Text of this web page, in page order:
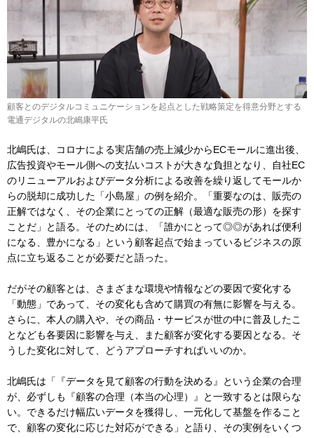
顧客とのデジタルコミュニケーションを起点とした戦略策定を得意分野とする
電通デジタルの北嶋康平氏
北嶋氏は、コロナによる実店舗の売上減少からECモールに進出後、
広告投資やモール側への支払いコストが大きな負担となり、自社EC
のリニューアルおよびデータ分析による改善を繰り返してモールか
らの脱却に成功した「小島屋」の例を紹介。「重要なのは、販売の
正解ではなく、その企業にとっての正解（最適な販売の形）を探す
ことだ」と語る。そのためには、「誰かにとって◎◎があれば便利
になる、豊かになる」という顧客起点で始まっているビジネスの原
点に立ち返ることが必要だと語った。
だがその顧客とは、さまざまな環境や情報などの要因で変化する
「動態」であって、その変化も含めて購買の有無に影響を与える。
さらに、本人の購入や、その商品・サービスが世の中に普及したこ
となども各要因に影響を与え、また顧客が変化する要因となる。そ
うした変化に対して、どうアプローチすればいいのか。
北嶋氏は「『データを見て顧客の行動を決める』という企業の合理
が、必ずしも『顧客の合理（本当の心理）』と一致するとは限らな
い。できるだけ幅広いデータを獲得し、一元化して基盤を作ること
で、顧客の変化に応じた対応ができる」と語り、その実例をいくつ